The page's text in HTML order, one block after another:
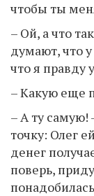
чтобы ты
– Ой, а что
думают, что
что я правду
– Какую еще
– А ту самую!
точку: Олег
денег
поверь,